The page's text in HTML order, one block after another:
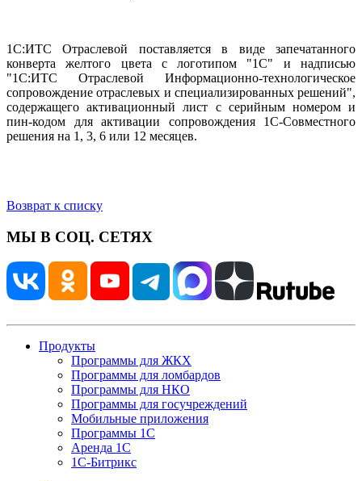
1С:ИТС Отраслевой поставляется в виде запечатанного
конверта желтого цвета с логотипом "1С" и надписью
"1С:ИТС Отраслевой Информационно-технологическое
сопровождение отраслевых и специализированных решений",
содержащего активационный лист с серийным номером и
пин-кодом для активации сопровождения 1С-Совместного
решения на 1, 3, 6 или 12 месяцев.
Возврат к списку
МЫ В СОЦ. СЕТЯХ
Продукты
Программы для ЖКХ
Программы для ломбардов
Программы для НКО
Программы для госучреждений
Мобильные приложения
Программы 1С
Аренда 1С
1С-Битрикс